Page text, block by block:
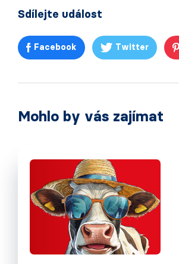
Sdílejte událost
Facebook Twitter
Mohlo by vás zajímat